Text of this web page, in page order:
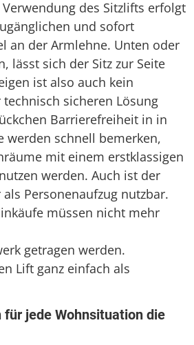
des Sitzlifts erfolgt
und sofort
an der Armlehne. Unten oder
lässt sich der Sitz zur Seite
ist also auch kein
sicheren Lösung
Barrierefreiheit in in
werden schnell bemerken,
mit einem erstklassigen
werden. Auch ist der
Personenaufzug nutzbar.
müssen nicht mehr
getragen werden.
Lift ganz einfach als
jede Wohnsituation die